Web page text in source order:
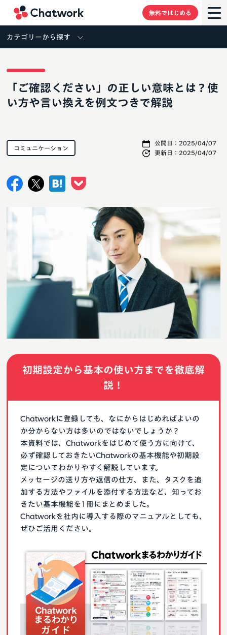
無料ではじめる
カテゴリーから探す
「ご確認ください」の正しい意味とは？使
い方や言い換えを例文つきで解説
公開日： 2025/04/07
更新日： 2025/04/07
コミュニケーション
初期設定から基本の使い方までを徹底解
説！
Chatworkに登録しても、なにからはじめればよいの
か分からない方は多いのではないでしょうか？
本資料では、Chatworkをはじめて使う方に向けて、
必ず確認しておきたいChatworkの基本機能や初期設
定についてわかりやすく解説しています。
メッセージの送り方や返信の仕方、また、タスクを追
加する方法やファイルを添付する方法など、知ってお
きたい基本機能を1冊にまとめました。
Chatworkを社内に導入する際のマニュアルとしても、
ぜひご活用ください。